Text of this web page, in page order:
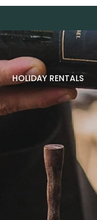
HOLIDAY RENTALS